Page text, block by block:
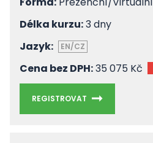
Délka kurzu:3 dny
Jazyk:
EN/CZ
Cena bez DPH:35 075 Kč
REGISTROVAT